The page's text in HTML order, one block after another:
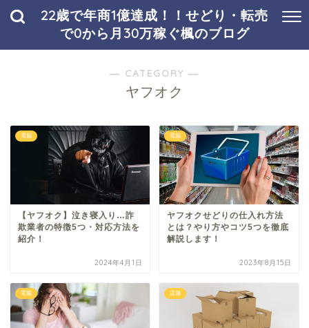
22歳で年商1億達成！！せどり・転売
で0から月30万稼ぐ楓のブログ
― CATEGORY ―
ヤフオク
電脳
【ヤフオク】泣き寝入り…詐
欺業者の特徴5つ・対応方法を
紹介！
2024年4月1日
電脳
ヤフオクせどりの仕入れ方法
とは？やり方やコツ5つを徹底
解説します！
2023年8月15日
電脳 店舗